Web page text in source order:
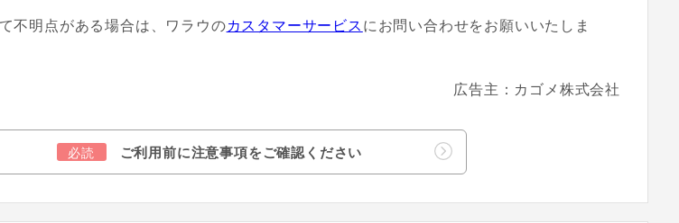
不明点がある場合は、ワラウのカスタマーサービス にお問い合わせをお願いいたしま
広告主：カゴメ株式会社
必読 ご利用前に注意事項をご確認ください